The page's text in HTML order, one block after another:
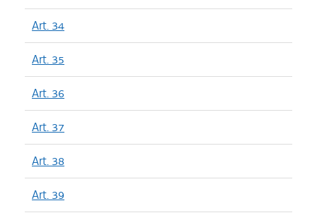
Art. 34
Art. 35
Art. 36
Art. 37
Art. 38
Art. 39